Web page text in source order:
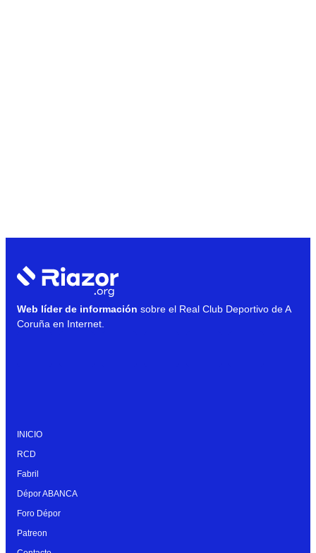
Web líder de información sobre el Real Club Deportivo de A
Coruña en Internet.
INICIO
RCD
Fabril
Dépor ABANCA
Foro Dépor
Patreon